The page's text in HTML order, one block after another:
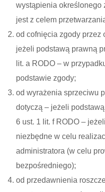
wystąpienia określonego
jest z celem
od cofnięcia zgody przez
jeżeli podstawą prawną
lit. a RODO – w
podstawie zgody;
od wyrażenia sprzeciwu
dotyczą – jeżeli
6 ust. 1 lit. f RODO –
niezbędne w celu
administratora (w celu
bezpośredniego);
od przedawnienia